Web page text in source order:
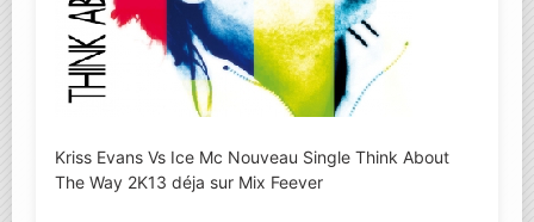
Kriss Evans Vs Ice Mc Nouveau Single Think About
The Way 2K13 déja sur Mix Feever